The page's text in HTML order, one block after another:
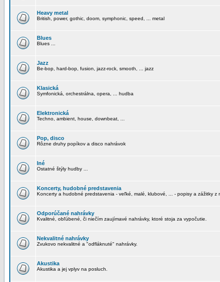
Heavy metal
British, power, gothic, doom, symphonic, speed, ... metal
Blues
Blues ...
Jazz
Be-bop, hard-bop, fusion, jazz-rock, smooth, ... jazz
Klasická
Symfonická, orchestrálna, opera, ... hudba
Elektronická
Techno, ambient, house, downbeat, ...
Pop, disco
Rôzne druhy popíkov a disco nahrávok
Iné
Ostatné štýly hudby ...
Koncerty, hudobné predstavenia
Koncerty a hudobné predstavenia - veľké, malé, klubové, ... - popisy a zážitky z
Odporúčané nahrávky
Kvalitné, obľúbené, či niečím zaujímavé nahrávky, ktoré stoja za vypočutie.
Nekvalitné nahrávky
Zvukovo nekvalitné a "odfláknuté" nahrávky.
Akustika
Akustika a jej vplyv na posluch.